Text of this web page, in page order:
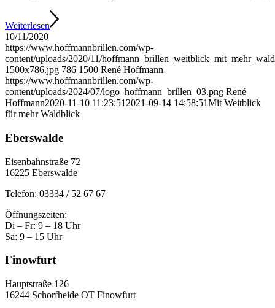
Weiterlesen
10/11/2020
https://www.hoffmannbrillen.com/wp-
content/uploads/2020/11/
1500x786.jpg 786 1500 René Hoffmann
https://www.hoffmannbrillen.com/wp-
content/uploads/2024/07/logo_hoffmann_brillen_03.png René
Hoffmann2020-11-10 11:23:51 2021-09-14 14:58:51Mit Weitblick
für mehr Waldblick
Eberswalde
Eisenbahnstraße 72
16225 Eberswalde
Telefon: 03334 / 52 67 67
Öffnungszeiten:
Di – Fr: 9 – 18 Uhr
Sa: 9 – 15 Uhr
Finowfurt
Hauptstraße 126
16244 Schorfheide OT Finowfurt